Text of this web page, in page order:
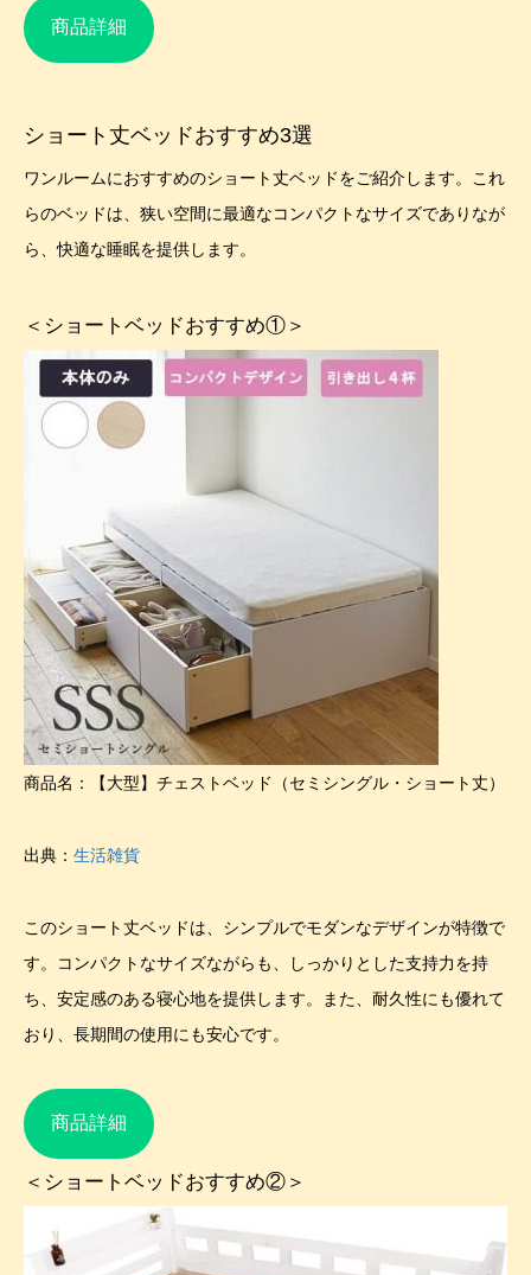
商品詳細
ショート丈ベッドおすすめ3選
ワンルームにおすすめのショート丈ベッドをご紹介します。これ
らのベッドは、狭い空間に最適なコンパクトなサイズでありなが
ら、快適な睡眠を提供します。
＜ショートベッドおすすめ①＞
商品名：【大型】チェストベッド（セミシングル・ショート丈）
出典： 生活雑貨
このショート丈ベッドは、シンプルでモダンなデザインが特徴で
す。コンパクトなサイズながらも、しっかりとした支持力を持
ち、安定感のある寝心地を提供します。また、耐久性にも優れて
おり、長期間の使用にも安心です。
商品詳細
＜ショートベッドおすすめ②＞